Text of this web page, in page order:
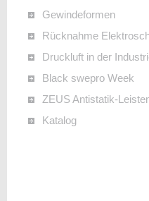
Gewindeformen
Rücknahme
Druckluft in der
Black swepro Week
ZEUS Antistatik-
Katalog